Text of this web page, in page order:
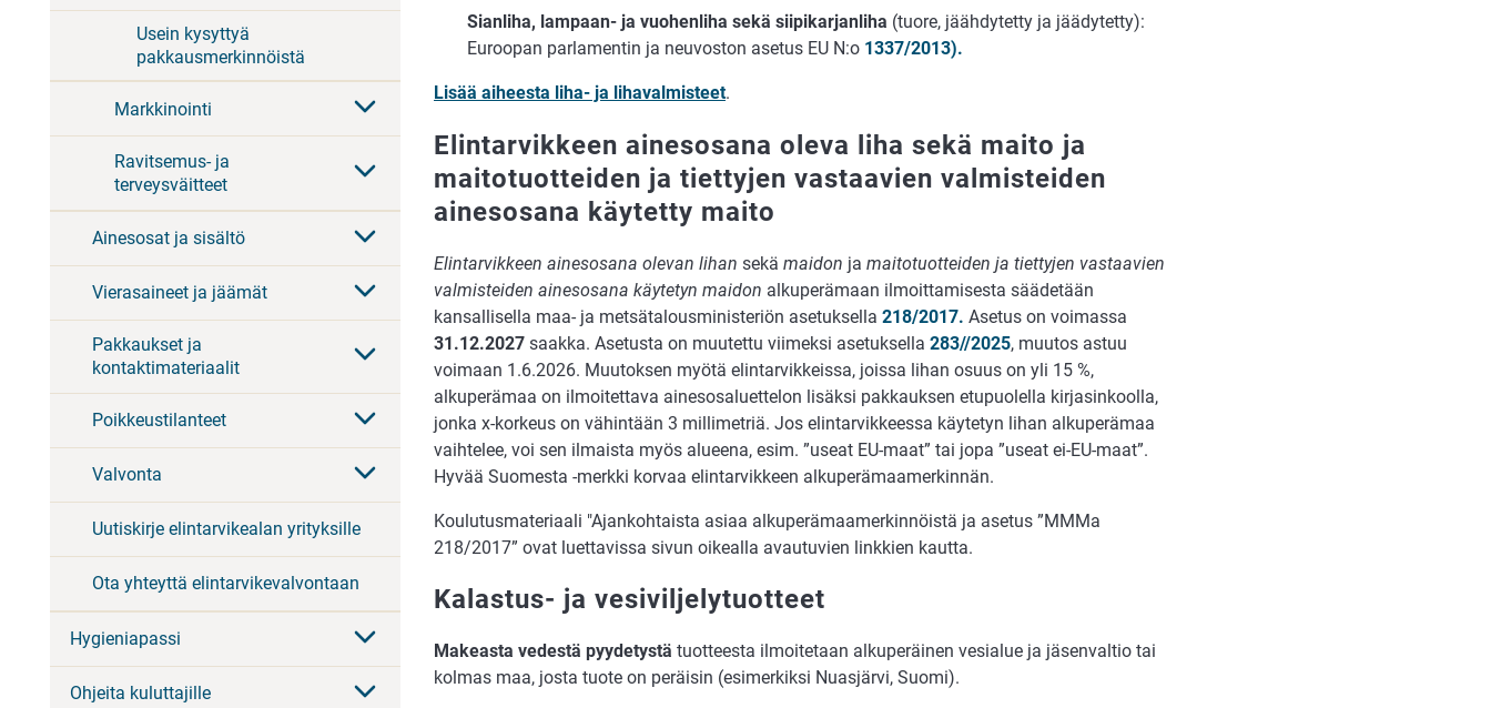
Usein kysyttyä
pakkausmerkinnöistä
Markkinointi
Ravitsemus- ja
terveysväitteet
Ainesosat ja sisältö
Vierasaineet ja jäämät
Pakkaukset ja
kontaktimateriaalit
Poikkeustilanteet
Valvonta
Uutiskirje elintarvikealan yrityksille
Ota yhteyttä elintarvikevalvontaan
Hygieniapassi
Ohjeita kuluttajille
Sianliha, lampaan- ja vuohenliha sekä siipikarjanliha (tuore, jäähdytetty ja jäädytetty):
Euroopan parlamentin ja neuvoston asetus EU N:o 1337/2013).
Lisää aiheesta liha- ja lihavalmisteet.
Elintarvikkeen ainesosana oleva liha sekä maito ja
maitotuotteiden ja tiettyjen vastaavien valmisteiden
ainesosana käytetty maito
Elintarvikkeen ainesosana olevan lihan sekä maidon ja maitotuotteiden ja tiettyjen vastaavien
valmisteiden ainesosana käytetyn maidon alkuperämaan ilmoittamisesta säädetään
kansallisella maa- ja metsätalousministeriön asetuksella 218/2017. Asetus on voimassa
31.12.2027 saakka. Asetusta on muutettu viimeksi asetuksella 283//2025, muutos astuu
voimaan 1.6.2026. Muutoksen myötä elintarvikkeissa, joissa lihan osuus on yli 15 %,
alkuperämaa on ilmoitettava ainesosaluettelon lisäksi pakkauksen etupuolella kirjasinkoolla,
jonka x-korkeus on vähintään 3 millimetriä. Jos elintarvikkeessa käytetyn lihan alkuperämaa
vaihtelee, voi sen ilmaista myös alueena, esim. ”useat EU-maat” tai jopa ”useat ei-EU-maat”.
Hyvää Suomesta -merkki korvaa elintarvikkeen alkuperämaamerkinnän.
Koulutusmateriaali "Ajankohtaista asiaa alkuperämaamerkinnöistä ja asetus ”MMMa
218/2017” ovat luettavissa sivun oikealla avautuvien linkkien kautta.
Kalastus- ja vesiviljelytuotteet
Makeasta vedestä pyydetystä tuotteesta ilmoitetaan alkuperäinen vesialue ja jäsenvaltio tai
kolmas maa, josta tuote on peräisin (esimerkiksi Nuasjärvi, Suomi).